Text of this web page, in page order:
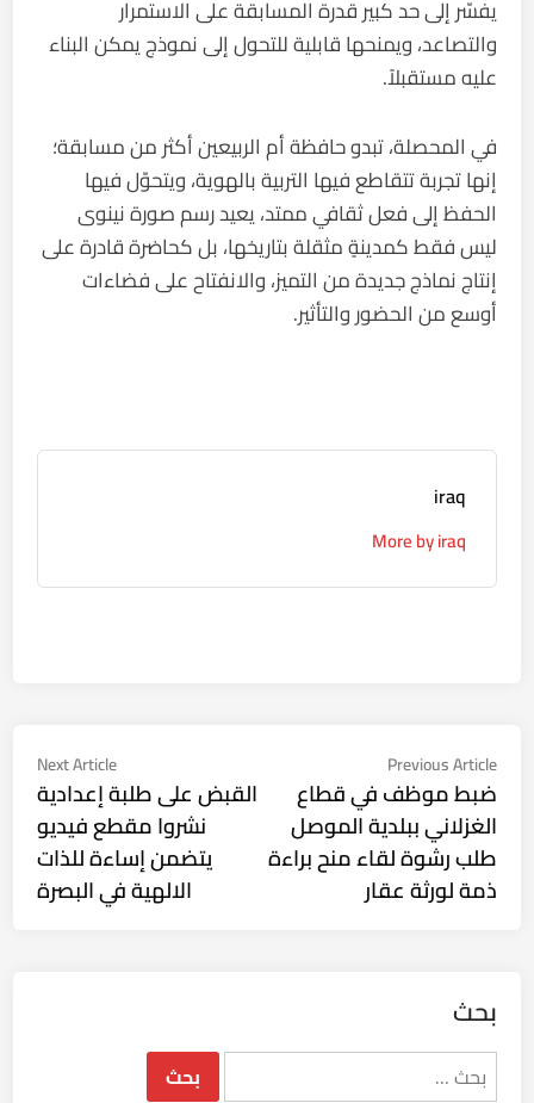
يفسّر إلى حد كبير قدرة المسابقة على الاستمرار
والتصاعد، ويمنحها قابلية للتحول إلى نموذج يمكن البناء
عليه مستقبلاً.
في المحصلة، تبدو حافظة أم الربيعين أكثر من مسابقة؛
إنها تجربة تتقاطع فيها التربية بالهوية، ويتحوّل فيها
الحفظ إلى فعل ثقافي ممتد، يعيد رسم صورة نينوى
ليس فقط كمدينةٍ مثقلة بتاريخها، بل كحاضرة قادرة على
إنتاج نماذج جديدة من التميز، والانفتاح على فضاءات
أوسع من الحضور والتأثير.
iraq
More by iraq
تصفّح
المقالات
Previous Article
article:
ضبط موظف في قطاع
الغزلاني ببلدية الموصل
طلب رشوة لقاء منح براءة
ذمة لورثة عقار
Next Article
Next
القبض على طلبة إعدادية
نشروا مقطع فيديو
يتضمن إساءة للذات
الالهية في البصرة
بحث
البحث
عن: